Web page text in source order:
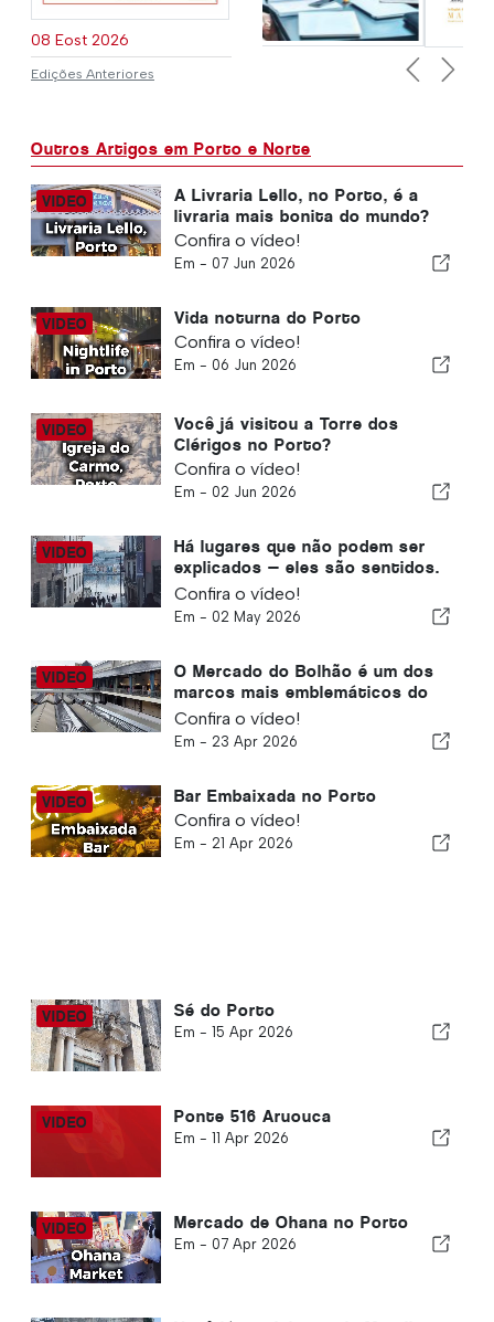
08 Eost 2026
Edições Anteriores Previous
Next
Outros Artigos em Porto e Norte
A Livraria Lello, no Porto, é a
livraria mais bonita do mundo?
Confira o vídeo!
Em - 07 Jun 2026
Vida noturna do Porto
Confira o vídeo!
Em - 06 Jun 2026
Você já visitou a Torre dos
Clérigos no Porto?
Confira o vídeo!
Em - 02 Jun 2026
Há lugares que não podem ser
explicados — eles são sentidos.
E o Porto é exatamente isso.
Confira o vídeo!
Em - 02 May 2026
O Mercado do Bolhão é um dos
marcos mais emblemáticos do
Porto
Confira o vídeo!
Em - 23 Apr 2026
Bar Embaixada no Porto
Confira o vídeo!
Em - 21 Apr 2026
Sé do Porto
Em - 15 Apr 2026
Ponte 516 Aruouca
Em - 11 Apr 2026
Mercado de Ohana no Porto
Em - 07 Apr 2026